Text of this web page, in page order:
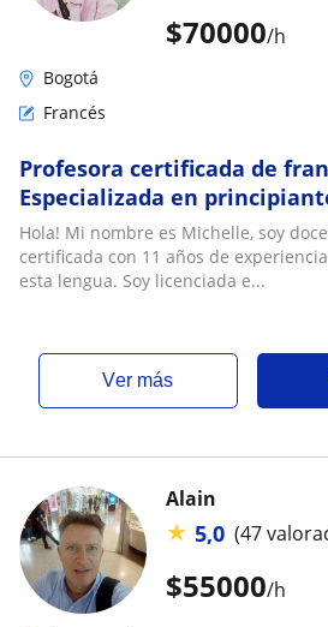
$70000/h
Bogotá
Francés
Profesora certificada de
Especializada en
intermedios y en la
exámenes oficiales DELF,
virtuales
Hola! Mi nombre es Michelle, soy
certificada con 11 años de
esta lengua. Soy licenciada e...
ver más
$55000/h
Alain
★ 5,0 (47